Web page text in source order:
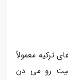
ترکیه معمولاً
رو می دن